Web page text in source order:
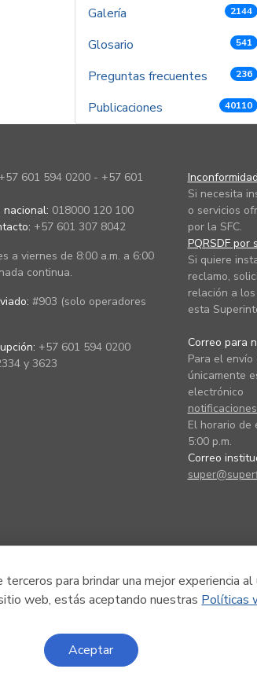
para brindar una mejor experiencia al
web, estás aceptando nuestras Políticas
Aceptar
Galería 2144
Glosario 541
Preguntas frecuentes 236
Publicaciones 40110
+57 601 594 0200 - +57 601
018000 120 100
+57 601 307 8042
a viernes de 8:00 a.m. a 6:00
continua.
#903 (solo operadores
+57 601 594 0200
y 3623
Si necesita
o servicios
por la SFC.
PQRSDF por
Si quiere
reclamo,
relación a
esta
Correo para
Para el
únicamente
electrónico
El horario de
5:00 p.m.
Correo